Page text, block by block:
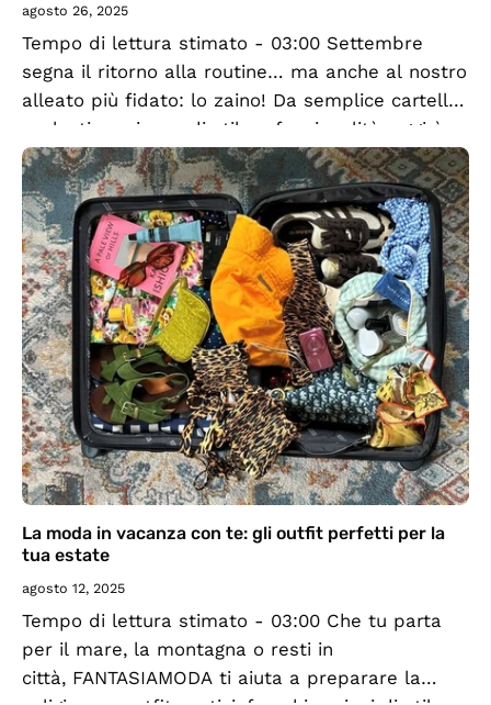
agosto 26, 2025
Tempo di lettura stimato - 03:00 Settembre
segna il ritorno alla routine… ma anche al nostro
alleato più fidato: lo zaino! Da semplice cartella
scolastica a icona di stile e funzionalità, oggi è
un accessorio...
La moda in vacanza con te: gli outfit perfetti per la
tua estate
agosto 12, 2025
Tempo di lettura stimato - 03:00 Che tu parta
per il mare, la montagna o resti in
città, FANTASIAMODA ti aiuta a preparare la